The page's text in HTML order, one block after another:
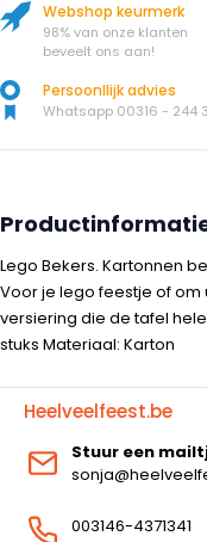
Webshop keurmerk
98% van onze klanten
beveelt ons aan!
Persoonllijk advies
Whatsapp 00316 - 244
Lego Bekers. Kartonnen
Voor je lego feestje of om
versiering die de tafel
stuks Materiaal: Karton
Heelveelfeest.be
Stuur een
003146-4371341